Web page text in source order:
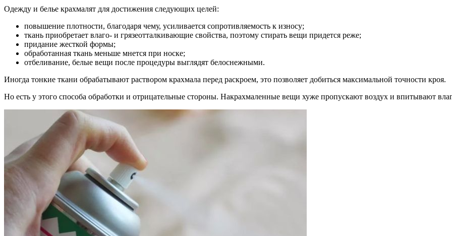
Одежду и белье крахмалят для достижения следующих целей:
повышение плотности, благодаря чему, усиливается сопротивляемость к износу;
ткань приобретает влаго- и грязеотталкивающие свойства, поэтому стирать вещи придется реже;
придание жесткой формы;
обработанная ткань меньше мнется при носке;
отбеливание, белые вещи после процедуры выглядят белоснежными.
Иногда тонкие ткани обрабатывают раствором крахмала перед раскроем, это позволяет добиться максимальной точности кроя.
Но есть у этого способа обработки и отрицательные стороны. Накрахмаленные вещи хуже пропускают воздух и впитывают